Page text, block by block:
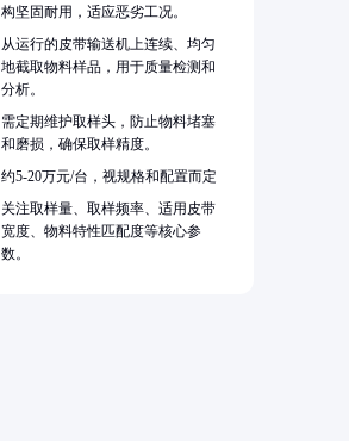
构坚固耐用，适应恶劣工况。
从运行的皮带输送机上连续、均匀
地截取物料样品，用于质量检测和
分析。
需定期维护取样头，防止物料堵塞
和磨损，确保取样精度。
约5-20万元/台，视规格和配置而定
关注取样量、取样频率、适用皮带
宽度、物料特性匹配度等核心参
数。